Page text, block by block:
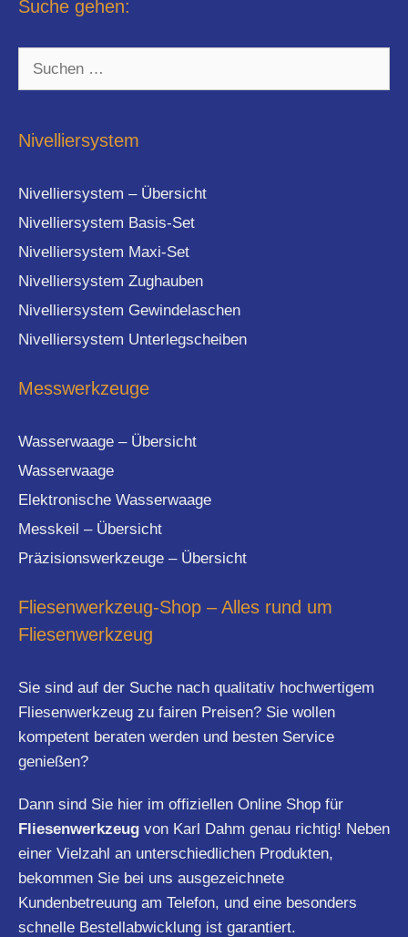
Suche gehen:
Nivelliersystem
Nivelliersystem – Übersicht
Nivelliersystem Basis-Set
Nivelliersystem Maxi-Set
Nivelliersystem Zughauben
Nivelliersystem Gewindelaschen
Nivelliersystem Unterlegscheiben
Messwerkzeuge
Wasserwaage – Übersicht
Wasserwaage
Elektronische Wasserwaage
Messkeil – Übersicht
Präzisionswerkzeuge – Übersicht
Fliesenwerkzeug-Shop – Alles rund um
Fliesenwerkzeug
Sie sind auf der Suche nach qualitativ hochwertigem
Fliesenwerkzeug zu fairen Preisen? Sie wollen
kompetent beraten werden und besten Service
genießen?
Dann sind Sie hier im offiziellen Online Shop für
Fliesenwerkzeug von Karl Dahm genau richtig! Neben
einer Vielzahl an unterschiedlichen Produkten,
bekommen Sie bei uns ausgezeichnete
Kundenbetreuung am Telefon, und eine besonders
schnelle Bestellabwicklung ist garantiert.